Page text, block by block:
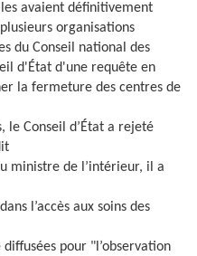
avaient définitivement
organisations
du Conseil national des
d'État d'une requête en
la fermeture des centres de
le Conseil d’État a rejeté
ministre de l’intérieur, il a
l’accès aux soins des
pour "l’observation